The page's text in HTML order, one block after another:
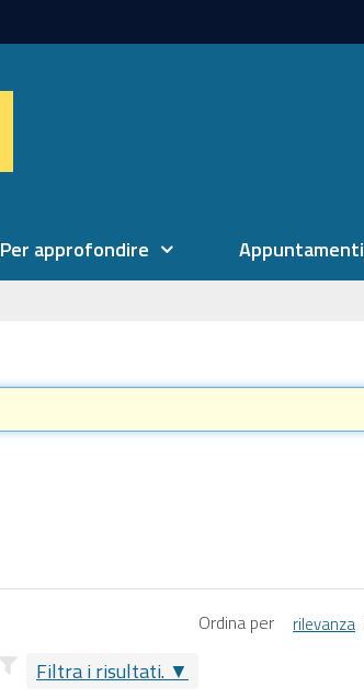
Per approfondire Appuntamenti
Filtra i risultati.
Ordina per rilevanza